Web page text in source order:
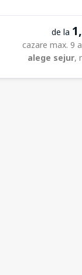
de la
cazare max. 9
alege sejur,